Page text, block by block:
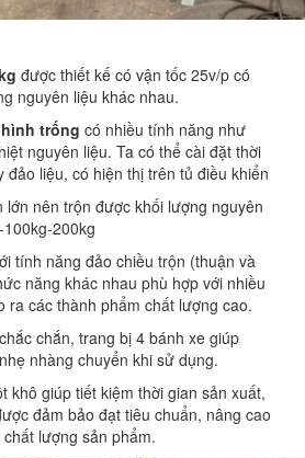
được thiết kế có vận tốc 25v/p có
nguyên liệu khác nhau.
trống có nhiều tính năng như
nguyên liệu. Ta có thể cài đặt thời
đảo liệu, có hiện thị trên tủ điều khiển
nên trộn được khối lượng nguyên
200kg
tính năng đảo chiều trộn (thuận và
năng khác nhau phù hợp với nhiều
ra các thành phẩm chất lượng cao.
chắn, trang bị 4 bánh xe giúp
nhàng chuyển khi sử dụng.
khô giúp tiết kiệm thời gian sản xuất,
đảm bảo đạt tiêu chuẩn, nâng cao
lượng sản phẩm.